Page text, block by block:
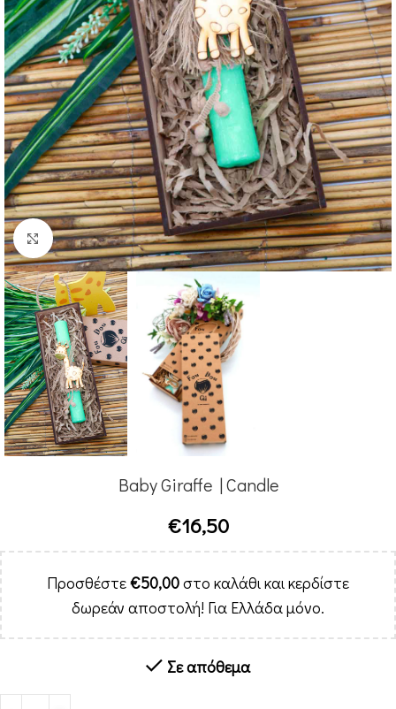
Κλικ για μεγέθυνση
Baby Giraffe | Candle
€16,50
Προσθέστε€50,00στο καλάθι και κερδίστε
δωρεάν αποστολή! Για Ελλάδα μόνο.
Σε απόθεμα